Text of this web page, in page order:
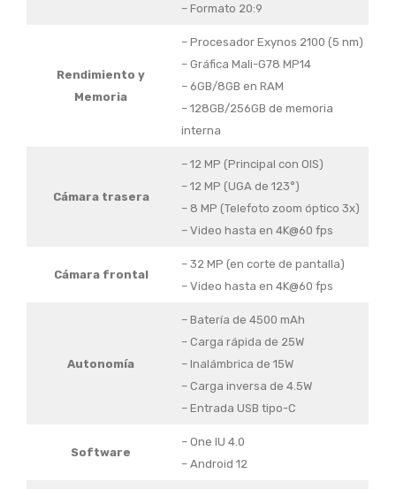
– Formato 20:9
Rendimiento y
Memoria
– Procesador Exynos 2100 (5 nm)
– Gráfica Mali-G78 MP14
– 6GB/8GB en RAM
– 128GB/256GB de memoria
interna
Cámara trasera
– 12 MP (Principal con OIS)
– 12 MP (UGA de 123°)
– 8 MP (Telefoto zoom óptico 3x)
– Video hasta en 4K@60 fps
Cámara frontal
– 32 MP (en corte de pantalla)
– Video hasta en 4K@60 fps
Autonomía
– Batería de 4500 mAh
– Carga rápida de 25W
– Inalámbrica de 15W
– Carga inversa de 4.5W
– Entrada USB tipo-C
Software
– One IU 4.0
– Android 12